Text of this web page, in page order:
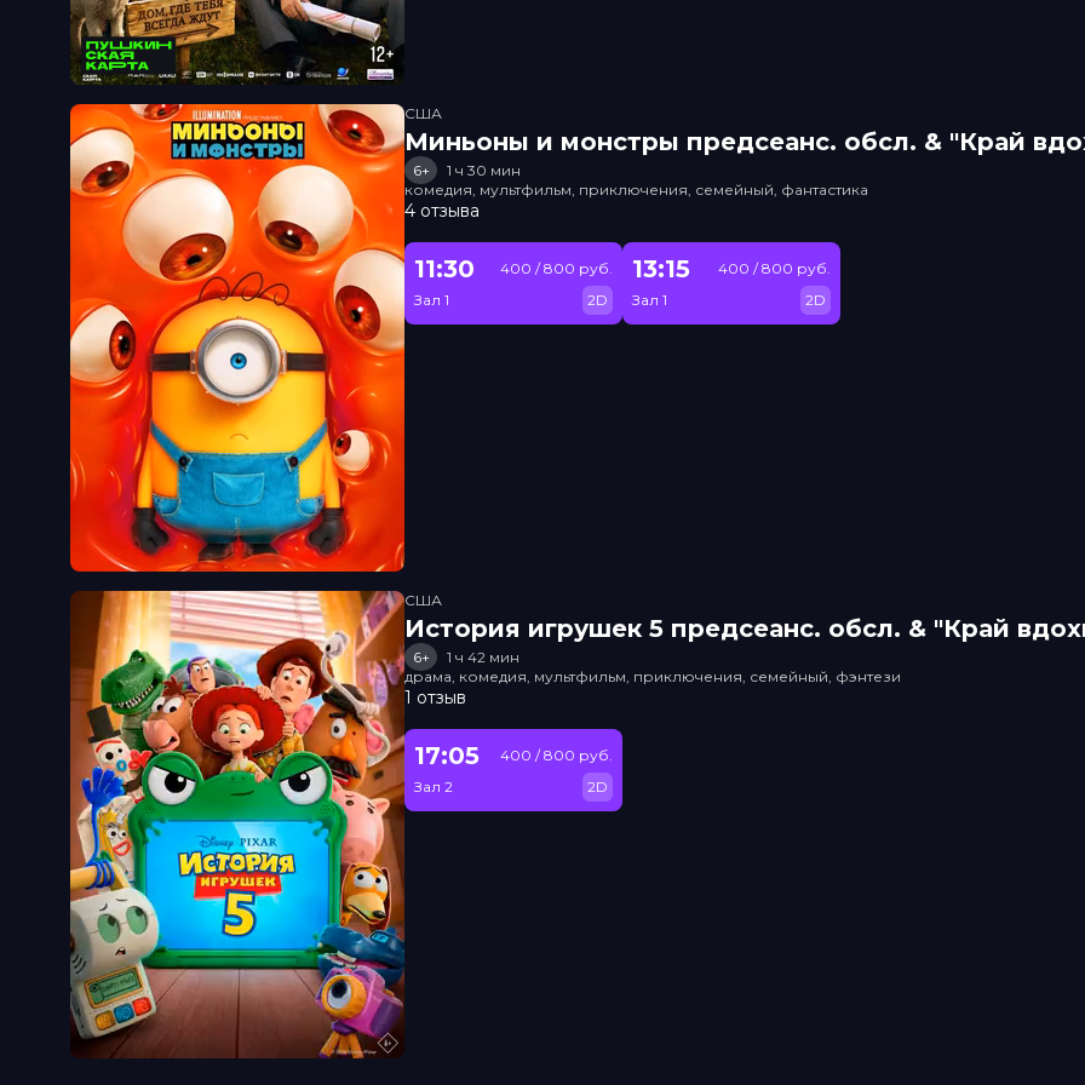
США
Миньоны и монстры прeдсeанc. обсл. & "Край
6+
1 ч 30 мин
комедия, мультфильм, приключения, семейный, фантастика
4 отзыва
11:30
Зал 1
400 / 800 руб.
2D
13:15
Зал 1
400 / 800 руб.
2D
США
История игрушек 5 прeдсeанc. обсл. & "Край
6+
1 ч 42 мин
драма, комедия, мультфильм, приключения, семейный, фэнтези
1 отзыв
17:05
Зал 2
400 / 800 руб.
2D